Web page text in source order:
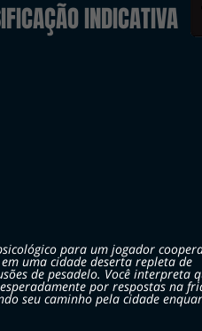
INDICATIVA
para um jogador
uma cidade deserta repleta de
de pesadelo. Você interpreta
por respostas na
seu caminho pela cidade